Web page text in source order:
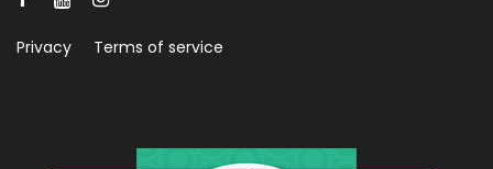
Privacy Terms of service